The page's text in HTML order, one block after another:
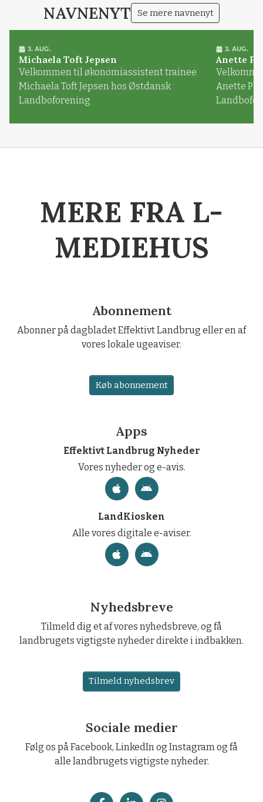
NAVNENYT Se mere navnenyt
3. AUG.
Michaela Toft Jepsen
Velkommen til økonomiassistent trainee
Michaela Toft Jepsen hos Østdansk
Landboforening
3. AUG.
Anette
Anette
MERE FRA L-
MEDIEHUS
Abonnement
Abonner på dagbladet Effektivt Landbrug eller en af
vores lokale ugeaviser.
Køb abonnement
Apps
Effektivt Landbrug Nyheder
Vores nyheder og e-avis.
LandKiosken
Alle vores digitale e-aviser.
Nyhedsbreve
Tilmeld dig et af vores nyhedsbreve, og få
landbrugets vigtigste nyheder direkte i indbakken.
Tilmeld nyhedsbrev
Sociale medier
Følg os på Facebook, LinkedIn og Instagram og få
alle landbrugets vigtigste nyheder.